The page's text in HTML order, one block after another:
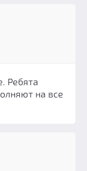
Ребята
на все